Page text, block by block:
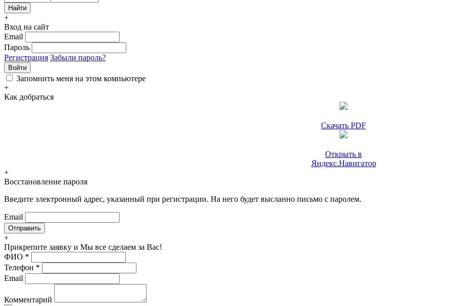
+
Вход на сайт
Email
Пароль
Регистрация Забыли пароль?
Войти
Запомнить меня на этом компьютере
+
Как добраться
Скачать PDF
Открыть в
Яндекс.Навигатор
+
Восстановление пароля
Введите электронный адрес, указанный при регистрации. На него будет высланно письмо с паролем.
Email
+
Прикрепите заявку и Мы все сделаем за Вас!
ФИО *
Телефон *
Email
Комментарий